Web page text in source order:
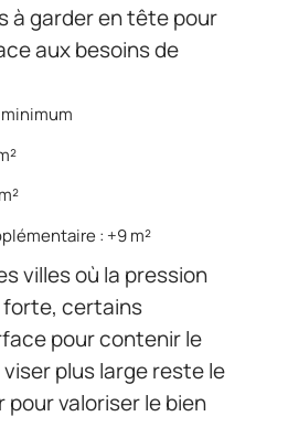
à garder en tête pour
aux besoins de
minimum
: +9 m²
villes où la pression
forte, certains
pour contenir le
plus large reste le
pour valoriser le bien